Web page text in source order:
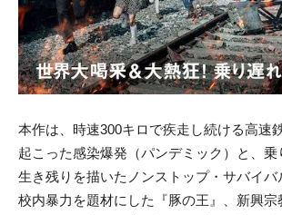
本作は、時速300キロで疾走し続ける高速
起こった感染爆発（パンデミック）と、
生き残りを描いたノンストップ・サバイバ
校内暴力を題材にした『豚の王』、新興宗